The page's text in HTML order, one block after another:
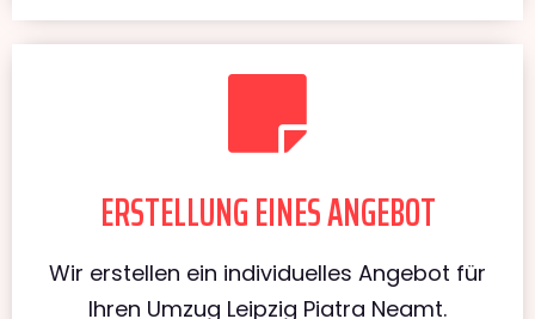
ERSTELLUNG EINES ANGEBOT
Wir erstellen ein individuelles Angebot für
Ihren Umzug Leipzig Piatra Neamt.